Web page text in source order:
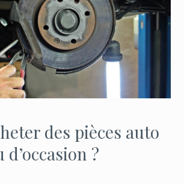
des pièces auto
?